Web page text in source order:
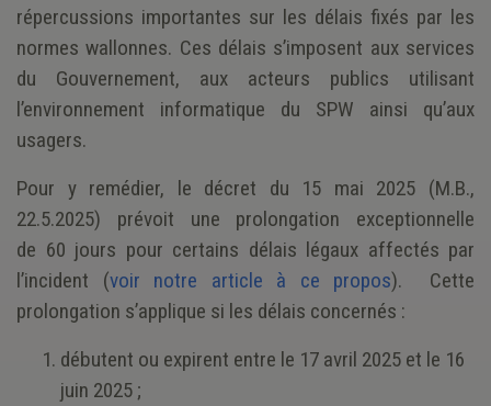
répercussions importantes sur les délais fixés par les
normes wallonnes. Ces délais s’imposent aux services
du Gouvernement, aux acteurs publics utilisant
l’environnement informatique du SPW ainsi qu’aux
usagers.
Pour y remédier, le décret du 15 mai 2025 (M.B.,
22.5.2025) prévoit une prolongation exceptionnelle
de 60 jours pour certains délais légaux affectés par
l’incident (voir notre article à ce propos). Cette
prolongation s’applique si les délais concernés :
débutent ou expirent entre le 17 avril 2025 et le 16
juin 2025 ;